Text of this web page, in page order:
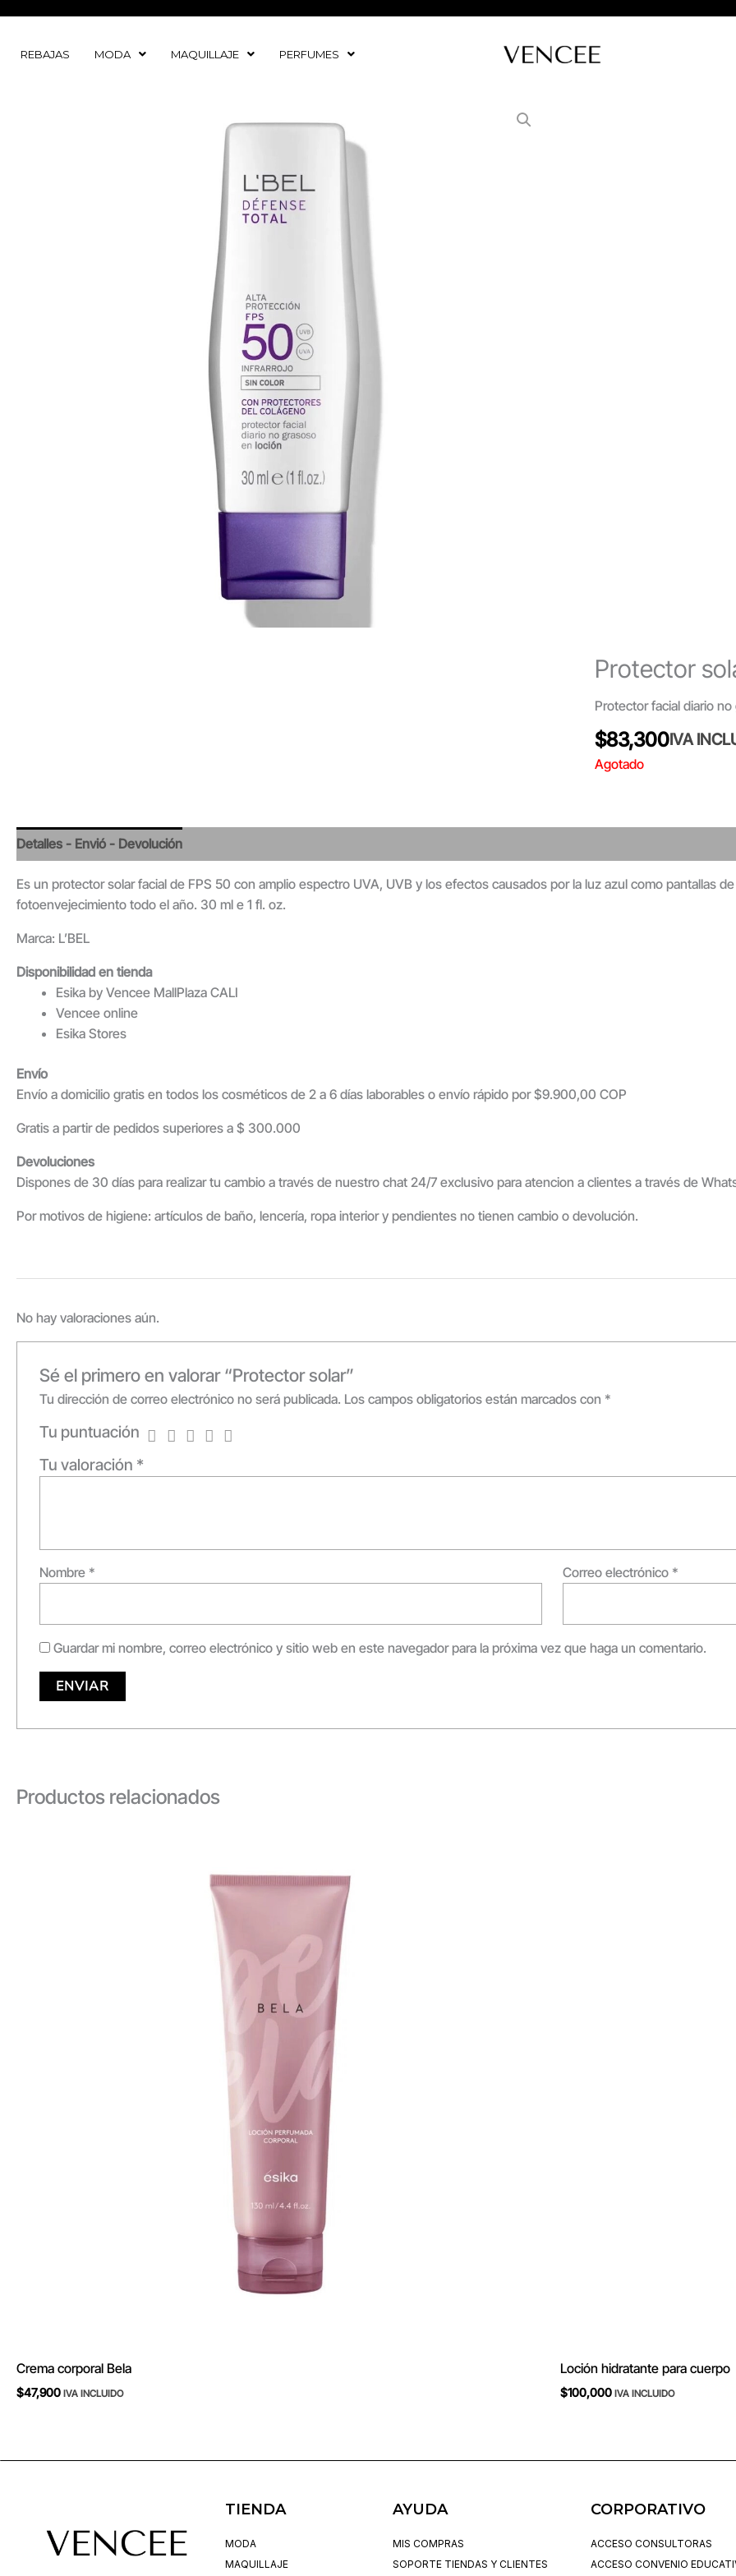
contenido
REBAJAS MODA MAQUILLAJE PERFUMES
Protector
Protector facial diario
$83,300IVA
Agotado
Detalles - Envió - Devolución
Es un protector solar facial de FPS 50 con amplio espectro UVA, UVB y los efectos causados por la luz azul como pantallas
fotoenvejecimiento todo el año. 30 ml e 1 fl. oz.
Marca: L’BEL
Disponibilidad en tienda
Esika by Vencee MallPlaza CALI
Vencee online
Esika Stores
Envío
Envío a domicilio gratis en todos los cosméticos de 2 a 6 días laborables o envío rápido por $9.900,00 COP
Gratis a partir de pedidos superiores a $ 300.000
Devoluciones
Dispones de 30 días para realizar tu cambio a través de nuestro chat 24/7 exclusivo para atencion a clientes a través de
Por motivos de higiene: artículos de baño, lencería, ropa interior y pendientes no tienen cambio o devolución.
No hay valoraciones aún.
Sé el primero en valorar “Protector solar”
Tu dirección de correo electrónico no será publicada. Los campos obligatorios están marcados con *
Tu puntuación
Tu valoración *
Nombre * Correo electrónico *
Guardar mi nombre, correo electrónico y sitio web en este navegador para la próxima vez que haga un comentario.
Productos relacionados
Crema corporal Bela
$47,900 IVA INCLUIDO
Loción hidratante para cuerpo
$100,000 IVA INCLUIDO
TIENDA
MODA
MAQUILLAJE
AYUDA
MIS COMPRAS
SOPORTE TIENDAS Y CLIENTES
CORPORATIVO
ACCESO CONSULTORAS
ACCESO CONVENIO